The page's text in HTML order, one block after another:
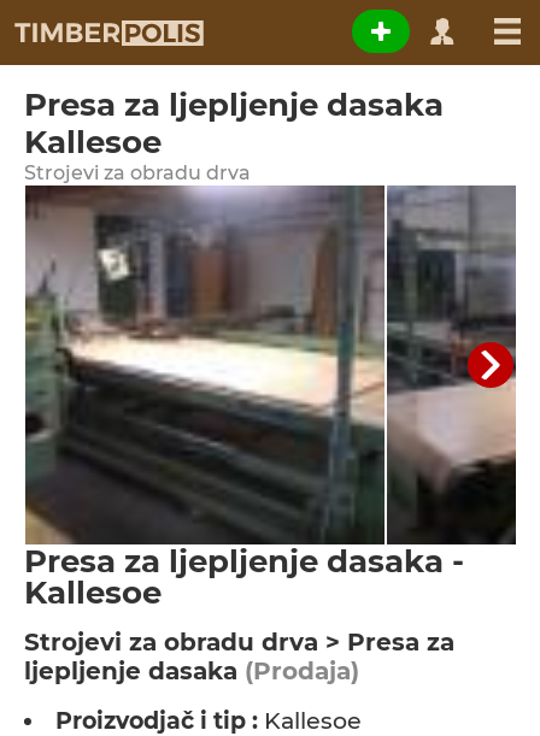
Presa za ljepljenje dasaka
Kallesoe
Strojevi za obradu drva
Presa za ljepljenje dasaka -
Kallesoe
Strojevi za obradu drva > Presa za
ljepljenje dasaka (Prodaja)
Proizvodjač i tip : Kallesoe